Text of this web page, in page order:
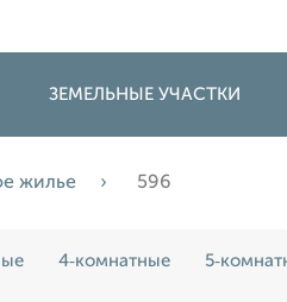
ЗЕМЕЛЬНЫЕ УЧАСТКИ
жилье 596
4‑комнатные